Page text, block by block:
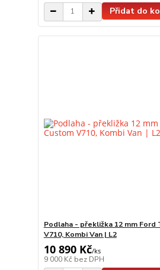
Přidat do
Podlaha - překližka 12 mm
V710, Kombi Van | L2
10 890 Kč/ks
9 000 Kč bez DPH